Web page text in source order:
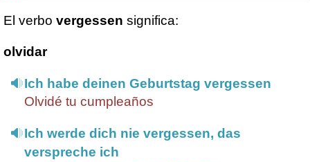
El verbo vergessen significa:
olvidar
Ich habe deinen Geburtstag vergessen
Olvidé tu cumpleaños
Ich werde dich nie vergessen, das
verspreche ich